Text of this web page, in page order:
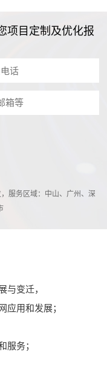
项目定制及优化报
服务区域：中山、广州、深
与变迁，
应用和发展；
服务；